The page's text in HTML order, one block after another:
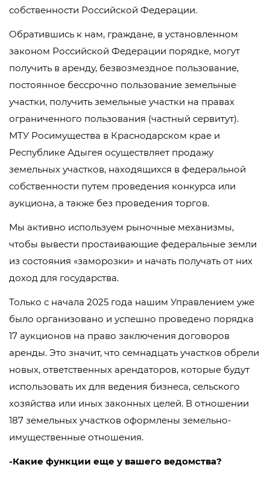
собственности Российской Федерации.
Обратившись к нам, граждане, в установленном
законом Российской Федерации порядке, могут
получить в аренду, безвозмездное пользование,
постоянное бессрочно пользование земельные
участки, получить земельные участки на правах
ограниченного пользования (частный сервитут).
МТУ Росимущества в Краснодарском крае и
Республике Адыгея осуществляет продажу
земельных участков, находящихся в федеральной
собственности путем проведения конкурса или
аукциона, а также без проведения торгов.
Мы активно используем рыночные механизмы,
чтобы вывести простаивающие федеральные земли
из состояния «заморозки» и начать получать от них
доход для государства.
Только с начала 2025 года нашим Управлением уже
было организовано и успешно проведено порядка
17 аукционов на право заключения договоров
аренды. Это значит, что семнадцать участков обрели
новых, ответственных арендаторов, которые будут
использовать их для ведения бизнеса, сельского
хозяйства или иных законных целей. В отношении
187 земельных участков оформлены земельно-
имущественные отношения.
-Какие функции еще у вашего ведомства?